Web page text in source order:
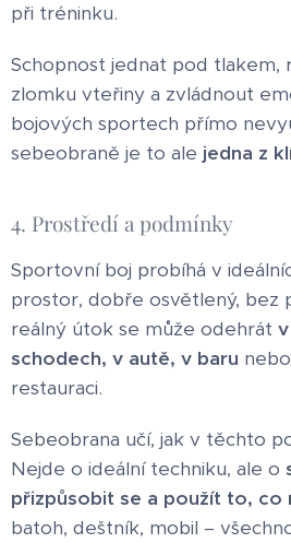
při tréninku.
Schopnost jednat pod tlakem,
zlomku vteřiny a zvládnout
bojových sportech přímo
sebeobraně je to ale jedna z
4. Prostředí a podmínky
Sportovní boj probíhá v
prostor, dobře osvětlený, bez
reálný útok se může odehrát
schodech, v autě, v baru
restauraci.
Sebeobrana učí, jak v těchto
Nejde o ideální techniku, ale o
přizpůsobit se a použít to, co
batoh, deštník, mobil –